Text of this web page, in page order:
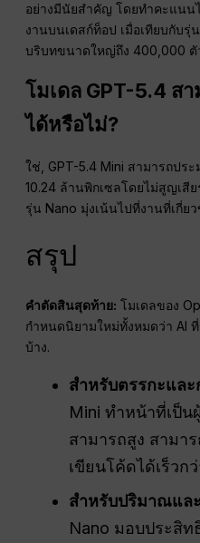
อย่างมีนัยสำคัญ โดยทำคะแนน
งานบนเดสก์ท็อป เมื่อเทียบกับรุ่
บริบทขนาดใหญ่ถึง 400,000 ตั
โมเดล GPT-5.4 ส
ได้หรือไม่?
ใช่, GPT-5.4 Mini สามารถปร
10.24 ล้านพิกเซลโดยไม่สูญเสี
รุ่น Nano มุ่งเน้นไปที่งานที่เกี่ย
สรุป
คำตัดสินสุดท้าย: โมเดลของ
กำหนดนิยามใหม่ทั้งหมดว่า AI
บ้าง.
สำหรับตรรกะและ
Mini ทำหน้าที่เป็
สามารถสูง สามา
เขียนโค้ดได้เร็วก
สำหรับปริมาณแล
Nano มอบประสิ